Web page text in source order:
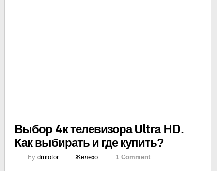
Выбор 4к телевизора Ultra HD.
Как выбирать и где купить?
By drmotor Железо 1 Comment